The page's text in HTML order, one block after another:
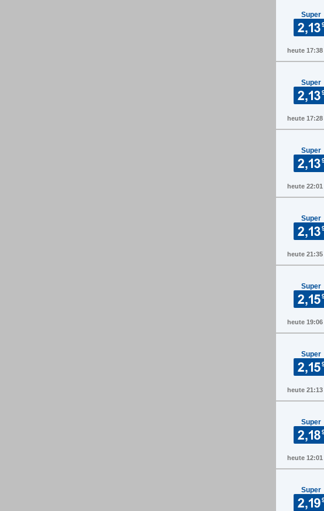
Super
heute 17:38
Super
heute 17:28
Super
heute 22:01
Super
heute 21:35
Super
heute 19:06
Super
heute 21:13
Super
heute 12:01
Super